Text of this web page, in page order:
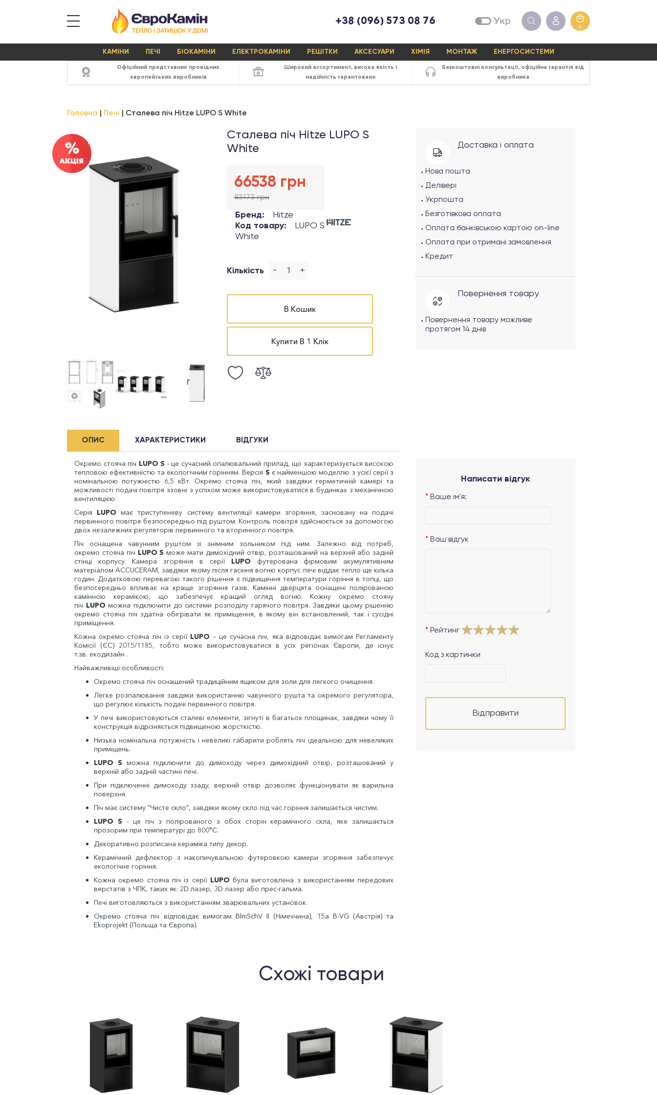
+38 (096) 573 08 76 Укр
0
КАМІНИ ПЕЧІ БІОКАМІНИ ЕЛЕКТРОКАМІНИ РЕШІТКИ АКСЕСУАРИ ХІМІЯ МОНТАЖ ЕНЕРГОСИСТЕМИ
Офіційний представник провідних
європейських виробників
Широкий ассортимент, висока якість і
надійність гарантовано
Безкоштовні консультації, офіційна гарантія від
виробника
Головна Печі Сталева піч Hitze LUPO S White
Сталева піч Hitze LUPO S
White
66538 грн
83173 грн
Бренд:
Hitze
Код товару:
LUPO S
White
Кількість - +
В Кошик
Купити В 1 Клік
Доставка і оплата
Нова пошта
Делівері
Укрпошта
Безготівкова оплата
Оплата банківською картою on-line
Оплата при отримані замовлення
Кредит
Повернення товару
Повернення товару можливе
протягом 14 днів
ОПИС ХАРАКТЕРИСТИКИ ВІДГУКИ
Окремо стояча піч LUPO S - це сучасний опалювальний прилад, що характеризується високою
тепловою ефективністю та екологічним горінням. Версія S є найменшою моделлю з усієї серії з
номінальною потужністю 6,5 кВт. Окремо стояча піч, який завдяки герметичній камері та
можливості подачі повітря ззовні з успіхом може використовуватися в будинках з механічною
вентиляцією.
Серія LUPO має триступеневу систему вентиляції камери згоряння, засновану на подачі
первинного повітря безпосередньо під руштом. Контроль повітря здійснюється за допомогою
двох незалежних регуляторів первинного та вторинного повітря.
Піч оснащена чавунним руштом зі знімним зольником під ним. Залежно від потреб,
окремо стояча піч LUPO S може мати димохідний отвір, розташований на верхній або задній
стінці корпусу. Камера згоряння в серії LUPO футерована фірмовим акумулятивним
матеріалом ACCUCERAM, завдяки якому після гасіння вогню корпус печі віддає тепло ще кілька
годин. Додатковою перевагою такого рішення є підвищення температури горіння в топці, що
безпосередньо впливає на краще згоряння газів. Камінні дверцята оснащені полірованою
камінною керамікою, що забезпечує кращий огляд вогню. Кожну окремо стоячу
піч LUPO можна підключити до системи розподілу гарячого повітря. Завдяки цьому рішенню
окремо стояча піч здатна обігрівати як приміщення, в якому він встановлений, так і сусідні
приміщення.
Кожна окремо стояча піч із серії LUPO – це сучасна піч, яка відповідає вимогам Регламенту
Комісії (ЄС) 2015/1185, тобто може використовуватися в усіх регіонах Європи, де існує
т.зв. екодизайн .
Найважливіші особливості:
Окремо стояча піч оснащений традиційним ящиком для золи для легкого очищення.
Легке розпалювання завдяки використанню чавунного рушта та окремого регулятора,
що регулює кількість подачі первинного повітря.
У печі використовуються сталеві елементи, зігнуті в багатьох площинах, завдяки чому її
конструкція відрізняється підвищеною жорсткістю.
Низька номінальна потужність і невеликі габарити роблять піч ідеальною для невеликих
приміщень.
LUPO S можна підключити до димоходу через димохідний отвір, розташований у
верхній або задній частині печі.
При підключенні димоходу ззаду, верхній отвір дозволяє функціонувати як варильна
поверхня.
Піч має систему "Чисте скло", завдяки якому скло під час горіння залишається чистим.
LUPO S - це піч з полірованого з обох сторін керамічного скла, яке залишається
прозорим при температурі до 800°C.
Декоративно розписана кераміка типу декор.
Керамічний дефлектор з накопичувальною футеровкою камери згоряння забезпечує
екологічне горіння.
Кожна окремо стояча піч із серії LUPO була виготовлена ​​з використанням передових
верстатів з ЧПК, таких як: 2D лазер, 3D лазер або прес-гальма.
Печі виготовляються з використанням зварювальних установок.
Окремо стояча піч відповідає вимогам BlmSchV II (Німеччина), 15a B-VG (Австрія) та
Ekoprojekt (Польща та Європа).
Написати відгук
Ваше ім'я:
Ваш відгук
Рейтинг
Код з картинки
Відправити
Схожі товари